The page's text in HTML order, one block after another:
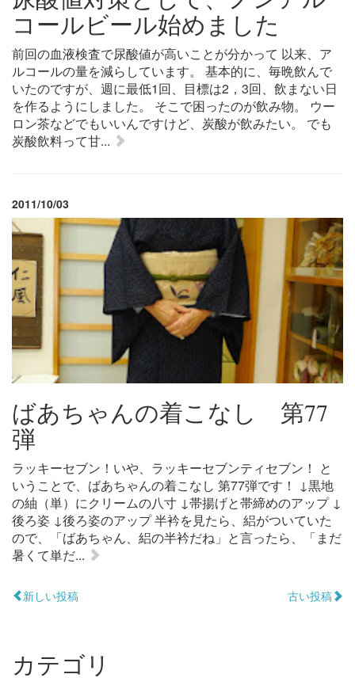
コールビール始めました
前回の血液検査で尿酸値が高いことが分かって 以来、ア
ルコールの量を減らしています。 基本的に、毎晩飲んで
いたのですが、週に最低1回、目標は2，3回、飲まない日
を作るようにしました。 そこで困ったのが飲み物。 ウー
ロン茶などでもいいんですけど、炭酸が飲みたい。 でも
炭酸飲料って甘...
2011/10/03
ばあちゃんの着こなし 第77
弾
ラッキーセブン！いや、ラッキーセブンティセブン！ と
いうことで、ばあちゃんの着こなし 第77弾です！ ↓黒地
の紬（単）にクリームの八寸 ↓帯揚げと帯締めのアップ ↓
後ろ姿 ↓後ろ姿のアップ 半衿を見たら、絽がついていた
ので、「ばあちゃん、絽の半衿だね」と言ったら、「まだ
暑くて単だ...
新しい投稿 古い投稿
カテゴリ